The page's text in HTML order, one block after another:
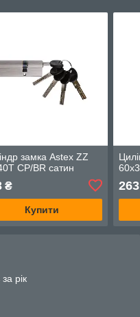
замка Astex ZZ
CP/BR cатин
₴
Купити
263
рік